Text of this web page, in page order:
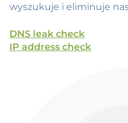
wyszukuje i eliminuje
DNS leak check
IP address check